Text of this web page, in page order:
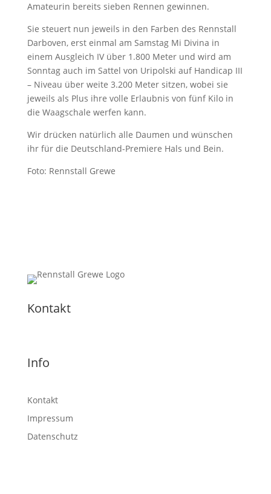
Amateurin bereits sieben Rennen gewinnen.
Sie steuert nun jeweils in den Farben des Rennstall
Darboven, erst einmal am Samstag Mi Divina in
einem Ausgleich IV über 1.800 Meter und wird am
Sonntag auch im Sattel von Uripolski auf Handicap III
– Niveau über weite 3.200 Meter sitzen, wobei sie
jeweils als Plus ihre volle Erlaubnis von fünf Kilo in
die Waagschale werfen kann.
Wir drücken natürlich alle Daumen und wünschen
ihr für die Deutschland-Premiere Hals und Bein.
Foto: Rennstall Grewe
Kontakt
Info
Kontakt
Impressum
Datenschutz